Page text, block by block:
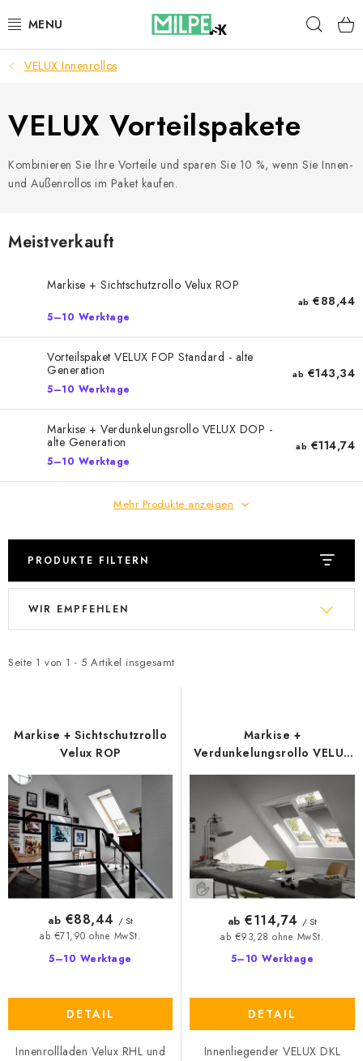
Inhalt
DACHFENSTER
DACHBODENTREPPE
BLOG
IMPRESSUM
Reklamationen und Rücksendungen
Richtlinien zur Verwendung von Cookies
Datenschutzerklärung
Allgemeinen Geschäftsbedingungen
VELUX Innenrollos
VELUX Vorteilspakete
Kombinieren Sie Ihre Vorteile und sparen Sie 10 %, wenn Sie Innen-
und Außenrollos im Paket kaufen.
Meistverkauft
Markise + Sichtschutzrollo Velux ROP
5–10 Werktage
ab €88,44
Vorteilspaket VELUX FOP Standard - alte
Generation
5–10 Werktage
ab €143,34
Markise + Verdunkelungsrollo VELUX DOP -
alte Generation
5–10 Werktage
ab €114,74
Mehr Produkte anzeigen
PRODUKTE FILTERN
L
t
e
P
r
o
d
u
k
Seite 1 von 1 - 5 Artikel insgesamt
P
d
t
o
r
t
i
e
r
WIR EMPFEHLEN
Markise + Sichtschutzrollo
Velux ROP
5–10 Werktage
ab €71,90 ohne MwSt.
ab €88,44 / St
DETAIL
Innenrollladen Velux RHL und
Markise +
Verdunkelungsrollo VELUX
DOP - alte Generation
5–10 Werktage
ab €93,28 ohne MwSt.
ab €114,74 / St
DETAIL
Innenliegender VELUX DKL